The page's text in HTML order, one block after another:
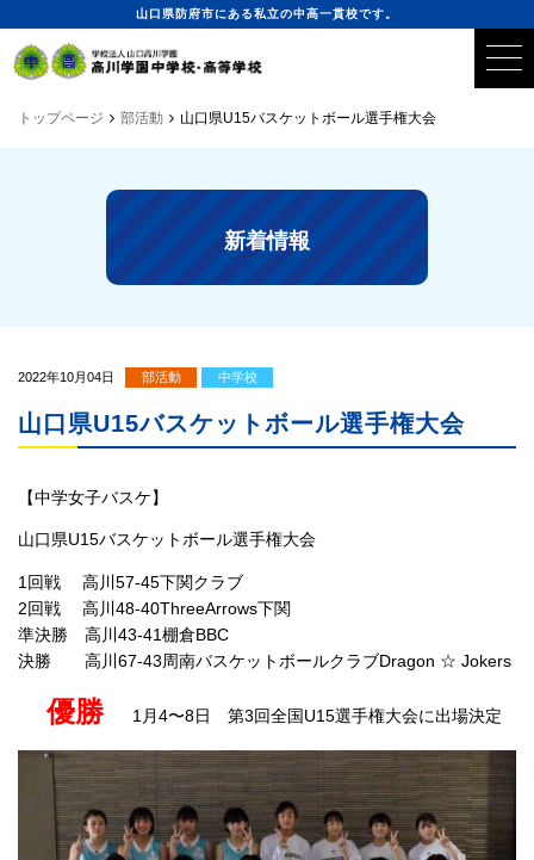
山口県防府市にある私立の中高一貫校です。
トップページ 部活動 山口県U15バスケットボール選手権大会
新着情報
2022年10月04日 部活動 中学校
山口県U15バスケットボール選手権大会
【中学女子バスケ】
山口県U15バスケットボール選手権大会
1回戦 高川57-45下関クラブ
2回戦 高川48-40ThreeArrows下関
準決勝 高川43-41棚倉BBC
決勝 高川67-43周南バスケットボールクラブDragon ☆ Jokers
優勝 1月4〜8日 第3回全国U15選手権大会に出場決定